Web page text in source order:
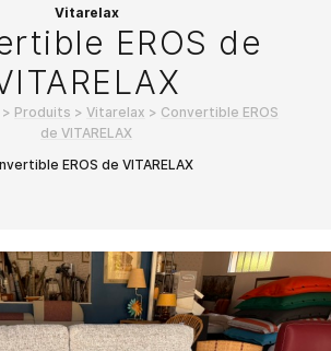
Vitarelax
EROS de
> Produits > Vitarelax > Convertible EROS
de VITARELAX
EROS de VITARELAX